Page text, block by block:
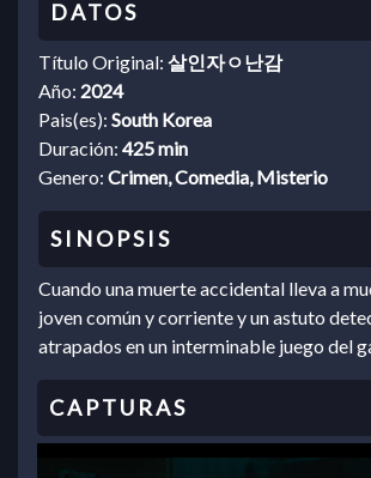
Título Original: 살인자ㅇ난감
Año: 2024
Pais(es): South Korea
Duración: 425 min
Genero: Crimen, Comedia, Misterio
Cuando una muerte accidental lleva a
joven común y corriente y un astuto
atrapados en un interminable juego del